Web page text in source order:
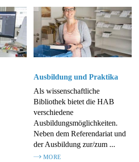
Ausbildung und Praktika
Als wissenschaftliche
Bibliothek bietet die HAB
verschiedene
Ausbildungsmöglichkeiten.
Neben dem Referendariat und
der Ausbildung zur/zum ...
MORE